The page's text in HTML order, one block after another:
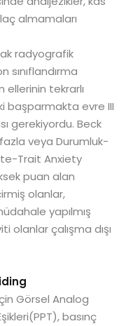
almamaları
radyografik
sınıflandırma
ellerinin tekrarlı
başparmakta evre III
gerekiyordu. Beck
veya Durumluk-
Trait Anxiety
puan alan
olanlar,
yapılmış
olanlar çalışma dışı
Görsel Analog
basınç